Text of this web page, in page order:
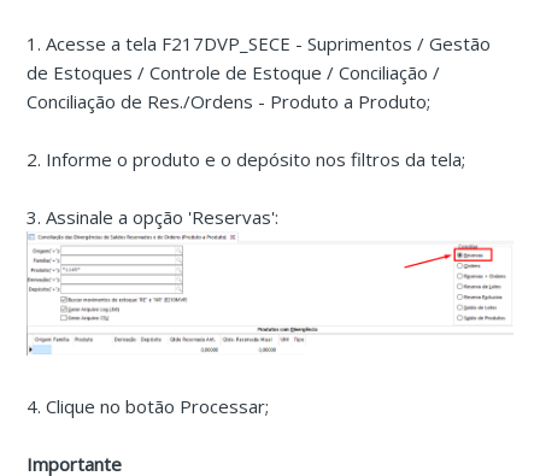
1. Acesse a tela F217DVP_SECE - Suprimentos / Gestão
de Estoques / Controle de Estoque / Conciliação /
Conciliação de Res./Ordens - Produto a Produto;
2. Informe o produto e o depósito nos filtros da tela;
3. Assinale a opção 'Reservas':
4. Clique no botão Processar;
Importante